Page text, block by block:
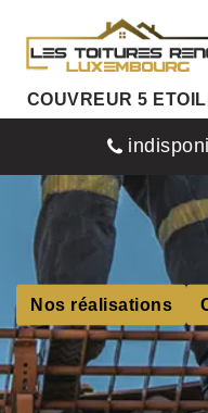
COUVREUR 5
Nos réalisations